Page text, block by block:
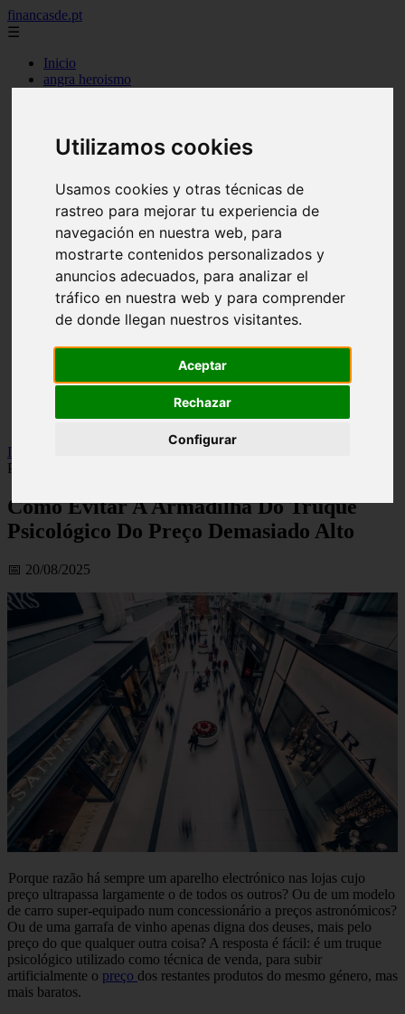
Utilizamos cookies
Usamos cookies y otras técnicas de
rastreo para mejorar tu experiencia de
navegación en nuestra web, para
mostrarte contenidos personalizados y
anuncios adecuados, para analizar el
tráfico en nuestra web y para comprender
de donde llegan nuestros visitantes.
Aceptar
Rechazar
Configurar
financasde.pt
☰
Inicio
angra heroismo
braganca
castelo branco
evora
faro
horta
leiria
lisboa
madeira
ponta delgada
portalegre
viana castelo
viseu
Inicio
Como Evitar A Armadilha Do Truque
Psicológico Do Preço Demasiado Alto
Como Evitar A Armadilha Do Truque
Psicológico Do Preço Demasiado Alto
📅 20/08/2025
Porque razão há sempre um aparelho electrónico nas lojas cujo
preço ultrapassa largamente o de todos os outros? Ou de um modelo
de carro super-equipado num concessionário a preços astronómicos?
Ou de uma garrafa de vinho apenas digna dos deuses, mais pelo
preço do que qualquer outra coisa? A resposta é fácil: é um truque
psicológico utilizado como técnica de venda, para subir
artificialmente o preço dos restantes produtos do mesmo género, mas
mais baratos.